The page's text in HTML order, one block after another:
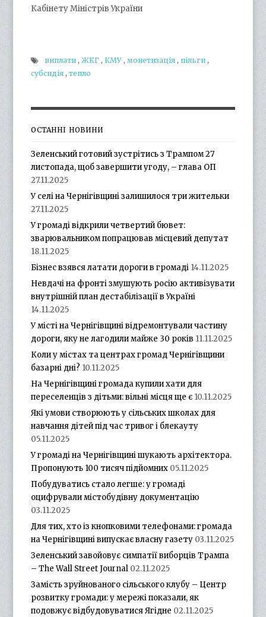
Кабінету Міністрів України
виплати ,ЖКГ ,КМУ ,монетизація , пільги ,
субсидія ,тепло
ОСТАННІ НОВИНИ
Зеленський готовий зустрітись з Трампом 27
листопада, щоб завершити угоду, – глава ОП
27.11.2025
У селі на Чернігівщині залишилося три жительки
27.11.2025
У громаді відкрили четвертий бювет:
зварювальником попрацював місцевий депутат
18.11.2025
Бізнес взявся латати дороги в громаді 14.11.2025
Невдачі на фронті змушують росію активізувати
внутрішній план дестабілізації в Україні
14.11.2025
У місті на Чернігівщині відремонтували частину
дороги, яку не лагодили майже 30 років 11.11.2025
Коли у містах та центрах громад Чернігівщини
базарні дні? 10.11.2025
На Чернігівщині громада купили хати для
переселенців з дітьми: вільні місця ще є 10.11.2025
Які умови створюють у сільських школах для
навчання дітей під час тривог і блекауту
05.11.2025
У громаді на Чернігівщині шукають архітектора.
Пропонують 100 тисяч підйомних 05.11.2025
Побудуватись стало легше: у громаді
оцифрували містобудівну документацію
03.11.2025
Для тих, хто із кнопковими телефонами: громада
на Чернігівщині випускає власну газету 03.11.2025
Зеленський завойовує симпатії виборців Трампа
– The Wall Street Journal 02.11.2025
Замість зруйнованого сільського клубу – Центр
розвитку громади: у мережі показали, як
подовжує відбудовуватися Ягідне 02.11.2025